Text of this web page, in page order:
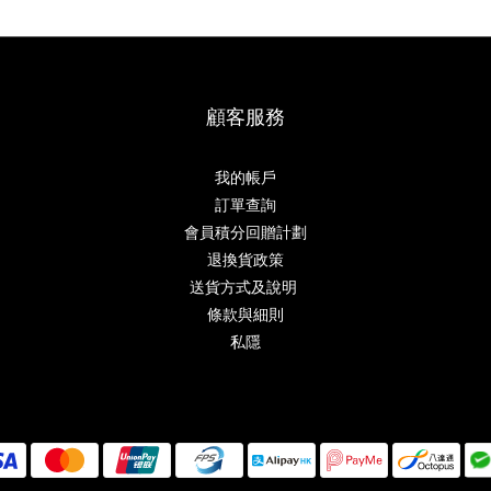
顧客服務
我的帳戶
訂單查詢
會員積分回贈計劃
退換貨政策
送貨方式及說明
條款與細則
私隱